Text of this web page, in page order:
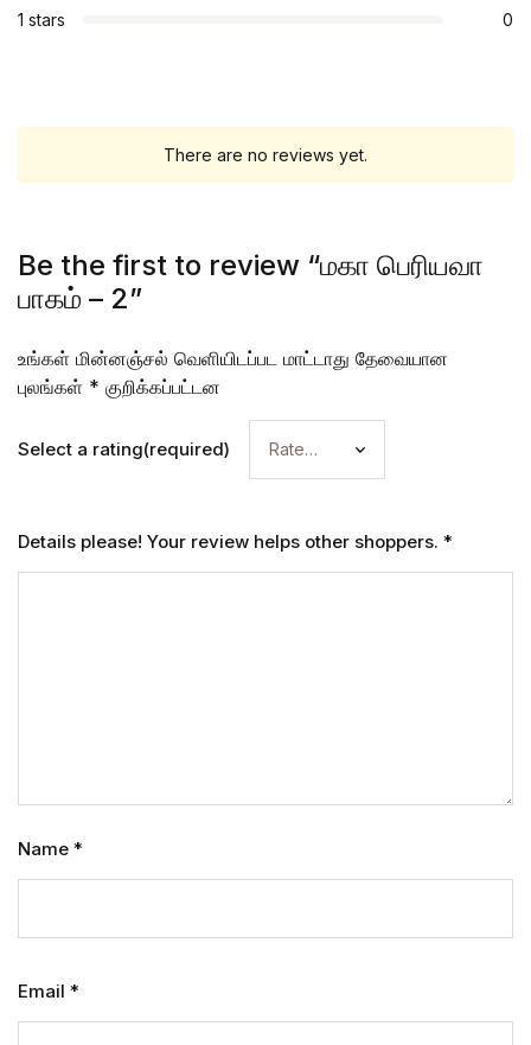
1 stars 0
There are no reviews yet.
Be the first to review “மகா பெரியவா
பாகம் – 2”
உங்கள் மின்னஞ்சல் வெளியிடப்பட மாட்டாது தேவையான
புலங்கள் * குறிக்கப்பட்டன
Select a rating(required)
Details please! Your review helps other shoppers. *
Name *
Email *